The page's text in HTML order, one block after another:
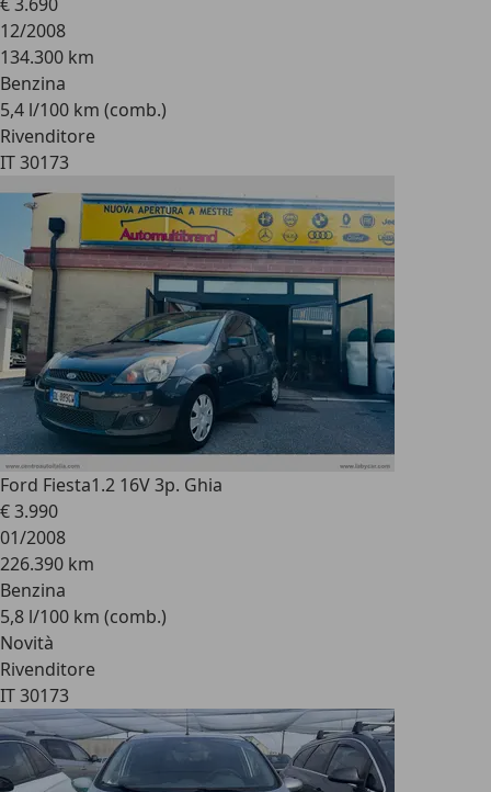
12/2008
134.300 km
Benzina
5,4 l/100 km (comb.)
Rivenditore
IT 30173
Ford Fiesta1.2 16V 3p. Ghia
€ 3.990
01/2008
226.390 km
Benzina
5,8 l/100 km (comb.)
Novità
Rivenditore
IT 30173